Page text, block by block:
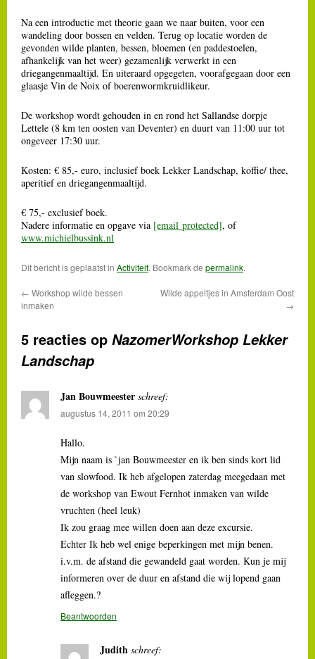
Na een introductie met theorie gaan we naar buiten, voor een
wandeling door bossen en velden. Terug op locatie worden de
gevonden wilde planten, bessen, bloemen (en paddestoelen,
afhankelijk van het weer) gezamenlijk verwerkt in een
driegangenmaaltijd. En uiteraard opgegeten, voorafgegaan door een
glaasje Vin de Noix of boerenwormkruidlikeur.
De workshop wordt gehouden in en rond het Sallandse dorpje
Lettele (8 km ten oosten van Deventer) en duurt van 11:00 uur tot
ongeveer 17:30 uur.
Kosten: € 85,- euro, inclusief boek Lekker Landschap, koffie/ thee,
aperitief en driegangenmaaltijd.
€ 75,- exclusief boek.
Nadere informatie en opgave via [email protected], of
www.michielbussink.nl
Dit bericht is geplaatst in Activiteit. Bookmark de permalink.
← Workshop wilde bessen
inmaken
Wilde appeltjes in Amsterdam Oost
→
5 reacties op NazomerWorkshop Lekker
Landschap
Jan Bouwmeester schreef:
augustus 14, 2011 om 20:29
Hallo.
Mijn naam is `jan Bouwmeester en ik ben sinds kort lid
van slowfood. Ik heb afgelopen zaterdag meegedaan met
de workshop van Ewout Fernhot inmaken van wilde
vruchten (heel leuk)
Ik zou graag mee willen doen aan deze excursie.
Echter Ik heb wel enige beperkingen met mijn benen.
i.v.m. de afstand die gewandeld gaat worden. Kun je mij
informeren over de duur en afstand die wij lopend gaan
afleggen.?
Beantwoorden
Judith schreef: